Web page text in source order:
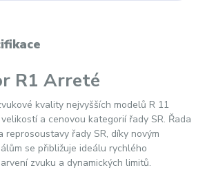
R1 Arreté
kvality nejvyšších modelů R 11
a cenovou kategorií řady SR. Řada
reprosoustavy řady SR, díky novým
se přibližuje ideálu rychlého
zvuku a dynamických limitů.